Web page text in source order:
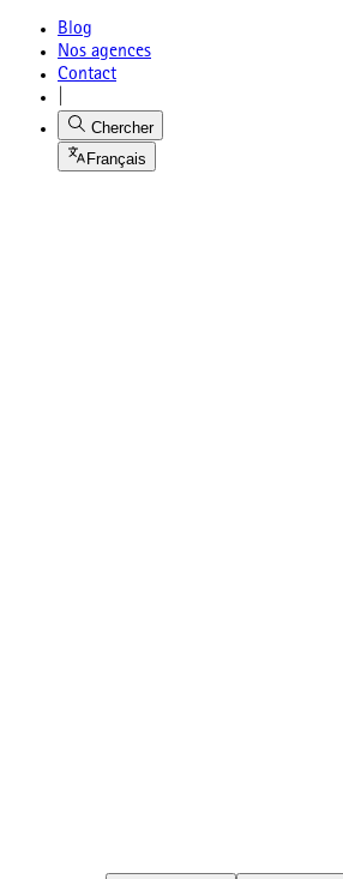
Blog
Nos agences
Contact
Chercher
Français